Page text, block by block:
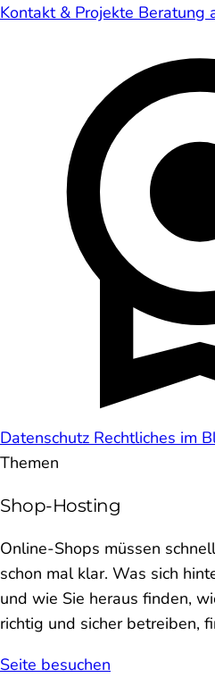
Kontakt & Projekte Beratung
Datenschutz Rechtliches im
Themen
Shop-Hosting
Online-Shops müssen
schon mal klar. Was sich
und wie Sie heraus finden,
richtig und sicher betreiben,
Seite besuchen